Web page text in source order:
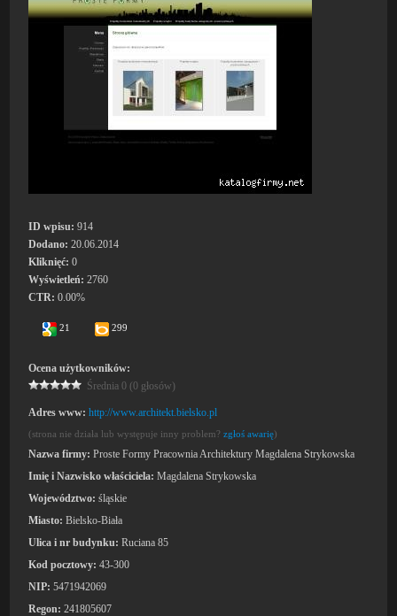
ID wpisu: 914
Dodano: 20.06.2014
Kliknięć: 0
Wyświetleń: 2760
CTR: 0.00%
21 299
Ocena użytkowników:
Średnia 0 (0 głosów)
Adres www: http://www.architekt.bielsko.pl
(strona nie działa lub występuje inny problem?zgłoś awarię)
Nazwa firmy: Proste Formy Pracownia Architektury Magdalena Strykowska
Imię i Nazwisko właściciela: Magdalena Strykowska
Województwo: śląskie
Miasto: Bielsko-Biała
Ulica i nr budynku: Ruciana 85
Kod pocztowy: 43-300
NIP: 5471942069
Regon: 241805607